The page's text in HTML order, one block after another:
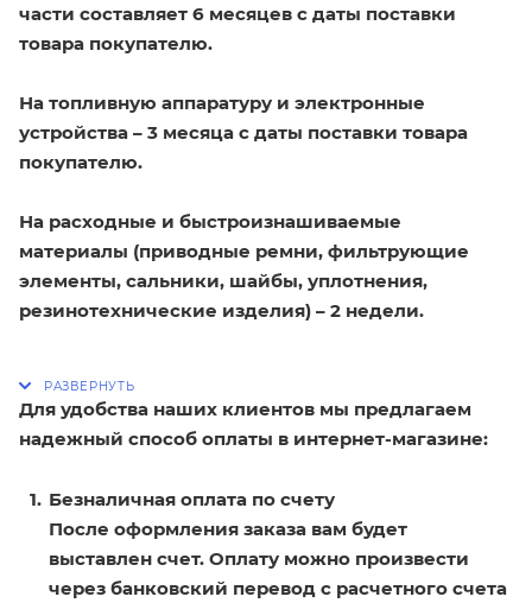
части составляет 6 месяцев с даты поставки
товара покупателю.
На топливную аппаратуру и электронные
устройства – 3 месяца с даты поставки товара
покупателю.
На расходные и быстроизнашиваемые
материалы (приводные ремни, фильтрующие
элементы, сальники, шайбы, уплотнения,
резинотехнические изделия) – 2 недели.
Для удобства наших клиентов мы предлагаем
надежный способ оплаты в интернет-магазине:
Безналичная оплата по счету
После оформления заказа вам будет
выставлен счет. Оплату можно произвести
через банковский перевод с расчетного счета